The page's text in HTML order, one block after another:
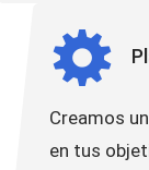
Creamos
en tus